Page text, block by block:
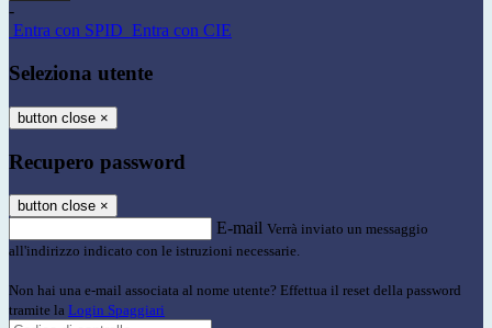
-
Entra con SPID Entra con CIE
Seleziona utente
button close ×
Recupero password
button close ×
E-mail Verrà inviato un messaggio
all'indirizzo indicato con le istruzioni necessarie.
Non hai una e-mail associata al nome utente? Effettua il reset della password
tramite la Login Spaggiari